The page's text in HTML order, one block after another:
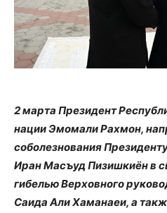
2 марта Президент
нацииЭмомали Рахмон,
соболезнования
ИранМасъуд Пизишкиёнв
гибелью Верховного
Саида Али Хаманаеи, а